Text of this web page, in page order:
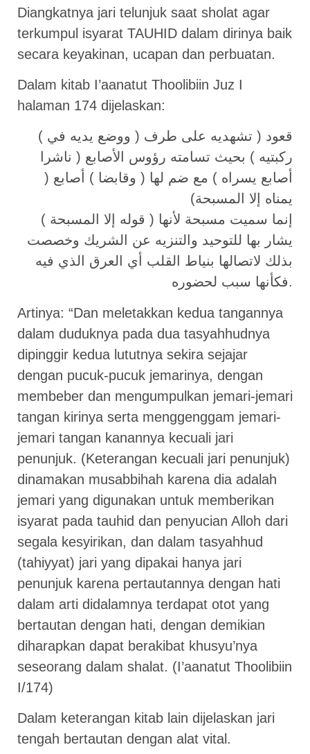
Diangkatnya jari telunjuk saat sholat agar
terkumpul isyarat TAUHID dalam dirinya baik
secara keyakinan, ucapan dan perbuatan.
Dalam kitab I’aanatut Thoolibiin Juz I
halaman 174 dijelaskan:
( ووضع يديه في ) قعود ( تشهديه على طرف
ركبتيه ) بحيث تسامته رؤوس الأصابع ( ناشرا
أصابع يسراه ) مع ضم لها ( وقابضا ) أصابع (
يمناه إلا المسبحة)
( قوله إلا المسبحة ) إنما سميت مسبحة لأنها
يشار بها للتوحيد والتنزيه عن الشريك وخصصت
بذلك لاتصالها بنياط القلب أي العرق الذي فيه
فكأنها سبب لحضوره.
Artinya: “Dan meletakkan kedua tangannya
dalam duduknya pada dua tasyahhudnya
dipinggir kedua lututnya sekira sejajar
dengan pucuk-pucuk jemarinya, dengan
membeber dan mengumpulkan jemari-jemari
tangan kirinya serta menggenggam jemari-
jemari tangan kanannya kecuali jari
penunjuk. (Keterangan kecuali jari penunjuk)
dinamakan musabbihah karena dia adalah
jemari yang digunakan untuk memberikan
isyarat pada tauhid dan penyucian Alloh dari
segala kesyirikan, dan dalam tasyahhud
(tahiyyat) jari yang dipakai hanya jari
penunjuk karena pertautannya dengan hati
dalam arti didalamnya terdapat otot yang
bertautan dengan hati, dengan demikian
diharapkan dapat berakibat khusyu’nya
seseorang dalam shalat. (I’aanatut Thoolibiin
I/174)
Dalam keterangan kitab lain dijelaskan jari
tengah bertautan dengan alat vital.